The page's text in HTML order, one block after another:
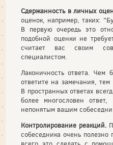
Сдержанность в личных
оце­нок, например, таких:
В первую очередь это
подобной оценки не
считает вас своим
специалистом.
Лаконичность ответа. Чем
ответите на замечания, тем
В пространных отве­тах
более многословен
непонятым вашим
Контролирование реакций.
собе­седника очень полезно